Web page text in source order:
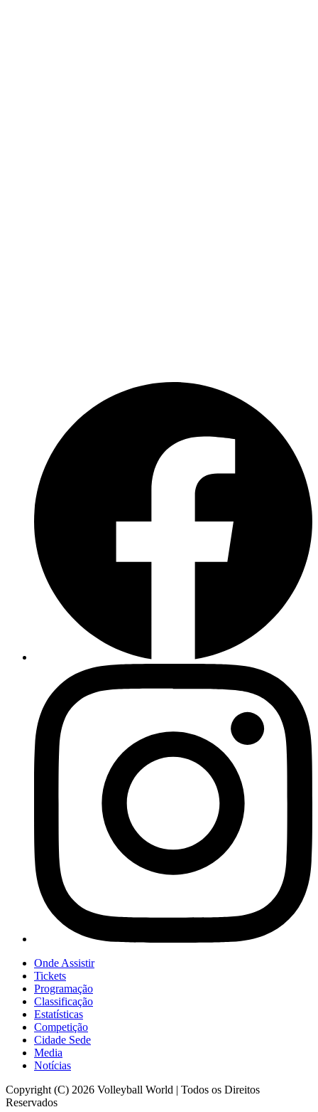
Onde Assistir
Tickets
Programação
Classificação
Estatísticas
Competição
Cidade Sede
Media
Notícias
Copyright (C) 2026 Volleyball World | Todos os Direitos
Reservados